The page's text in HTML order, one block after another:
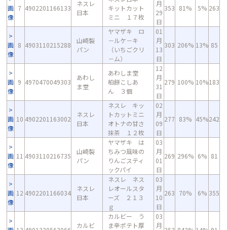
画
像
7 4902201166133
ネスレ
日本
キットカット
ミニ １７枚
月
29
日
353 81% 5% 263
画
像
8 4903110215288
山崎製
パン
ヤマザキ ロ
－ルケ－キ
（いちごクリ
－ム）
01
月
13
日
303 206% 13% 85
画
像
9 4970470049303
あわし
ま堂
あわしま堂
柏餅こしあ
ん ３個
12
月
31
日
279 100% 10%183
画
像
10 4902201163002
ネスレ
日本
ネスレ キッ
トカットミニ
オトナの甘さ
抹茶 １２枚
02
月
09
日
277 83% 45%242
画
像
11 4903110216735
山崎製
パン
ヤマザキ は
ちみつ風味の
りんごスティ
ックパイ
03
月
01
日
269 296% 6% 81
画
像
12 4902201166034
ネスレ
日本
ネスレ ネス
レオールスタ
ーズ ２１３
ｇ
03
月
10
日
263 70% 6% 355
カルビ
カルビー う
ま辛ポテト厚
03
月